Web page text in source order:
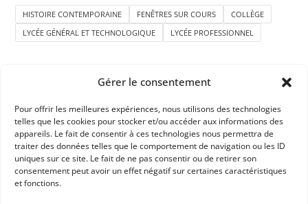
Gérer le consentement
Pour offrir les meilleures expériences, nous utilisons des technologies
telles que les cookies pour stocker et/ou accéder aux informations des
appareils. Le fait de consentir à ces technologies nous permettra de
traiter des données telles que le comportement de navigation ou les ID
uniques sur ce site. Le fait de ne pas consentir ou de retirer son
consentement peut avoir un effet négatif sur certaines caractéristiques
et fonctions.
HISTOIRE CONTEMPORAINE FENÊTRES SUR COURS
COLLÈGE
LYCÉE GÉNÉRAL ET TECHNOLOGIQUE
LYCÉE PROFESSIONNEL
APHG
Association des professeurs d'histoire et géographie